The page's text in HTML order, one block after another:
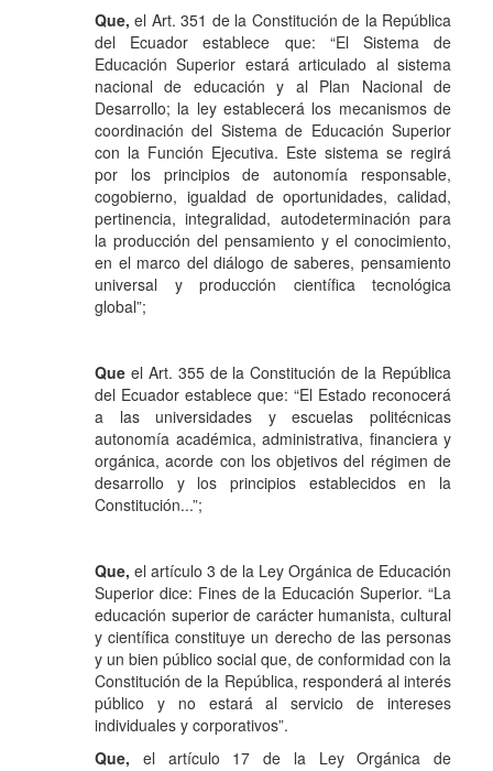
Que, el Art. 351 de la Constitución de la República
del Ecuador establece que: “El Sistema de
Educación Superior estará articulado al sistema
nacional de educación y al Plan Nacional de
Desarrollo; la ley establecerá los mecanismos de
coordinación del Sistema de Educación Superior
con la Función Ejecutiva. Este sistema se regirá
por los principios de autonomía responsable,
cogobierno, igualdad de oportunidades, calidad,
pertinencia, integralidad, autodeterminación para
la producción del pensamiento y el conocimiento,
en el marco del diálogo de saberes, pensamiento
universal y producción científica tecnológica
global”;
Que el Art. 355 de la Constitución de la República
del Ecuador establece que: “El Estado reconocerá
a las universidades y escuelas politécnicas
autonomía académica, administrativa, financiera y
orgánica, acorde con los objetivos del régimen de
desarrollo y los principios establecidos en la
Constitución...”;
Que, el artículo 3 de la Ley Orgánica de Educación
Superior dice: Fines de la Educación Superior. “La
educación superior de carácter humanista, cultural
y científica constituye un derecho de las personas
y un bien público social que, de conformidad con la
Constitución de la República, responderá al interés
público y no estará al servicio de intereses
individuales y corporativos”.
Que, el artículo 17 de la Ley Orgánica de